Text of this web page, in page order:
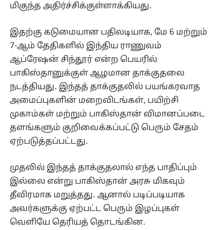
மிகுந்த அதிர்ச்சிக்குள்ளாக்கியது.
இதற்கு கடுமையான பதிலடியாக, மே 6 மற்றும்
7-ஆம் தேதிகளில் இந்திய ராணுவம்
ஆப்ரேஷன் சிந்தூர் என்ற பெயரில்
பாகிஸ்தானுக்குள் ஆழமான தாக்குதலை
நடத்தியது. இந்தத் தாக்குதலில் பயங்கரவாத
அமைப்புகளின் மறைவிடங்கள், பயிற்சி
முகாம்கள் மற்றும் பாகிஸ்தான் விமானப்படை
தளங்களும் குறிவைக்கப்பட்டு பெரும் சேதம்
ஏற்படுத்தப்பட்டது.
முதலில் இந்தத் தாக்குதலால் எந்த பாதிப்பும்
இல்லை என்று பாகிஸ்தான் அரசு மிகவும்
தீவிரமாக மறுத்தது. ஆனால் படிப்படியாக
அவர்களுக்கு ஏற்பட்ட பெரும் இழப்புகள்
வெளியே தெரியத் தொடங்கின.